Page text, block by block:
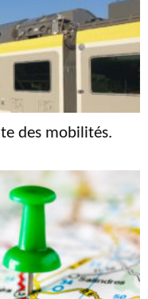
des mobilités.